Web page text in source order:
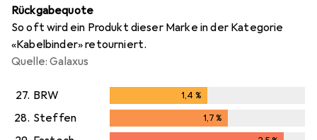
Rückgabequote
So oft wird ein Produkt dieser Marke in der Kategorie
«Kabelbinder» retourniert.
Quelle: Galaxus
27. BRW 1,4 %
28. Steffen 1,7%